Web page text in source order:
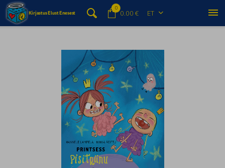
Kirjastus Elust Enesest 
0
 0.00 € ET 